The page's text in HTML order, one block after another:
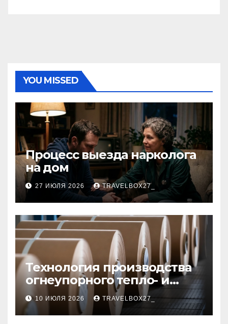
YOU MISSED
Процесс выезда нарколога
на дом
27 ИЮЛЯ 2026 TRAVELBOX27_
Технология производства
огнеупорного тепло- и
звукоизоляционного
картона из
муллитокремнеземистого
10 ИЮЛЯ 2026 TRAVELBOX27_